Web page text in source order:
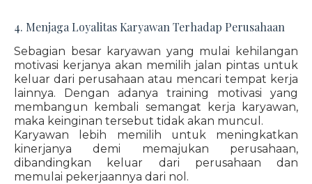
4. Menjaga Loyalitas Karyawan Terhadap Perusahaan
Sebagian besar karyawan yang mulai kehilangan
motivasi kerjanya akan memilih jalan pintas untuk
keluar dari perusahaan atau mencari tempat kerja
lainnya. Dengan adanya training motivasi yang
membangun kembali semangat kerja karyawan,
maka keinginan tersebut tidak akan muncul.
Karyawan lebih memilih untuk meningkatkan
kinerjanya demi memajukan perusahaan,
dibandingkan keluar dari perusahaan dan
memulai pekerjaannya dari nol.